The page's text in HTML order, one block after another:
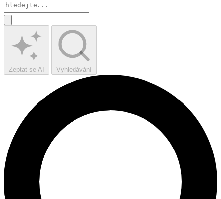
Zeptat se AI Vyhledávání